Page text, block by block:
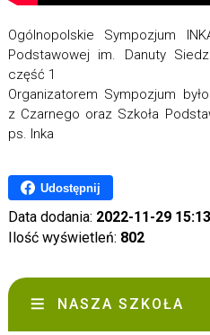
Ogólnopolskie Sympozjum
Podstawowej im. Danuty
część 1
Organizatorem Sympozjum
z Czarnego oraz Szkoła
ps. Inka
Udostępnij
Data dodania: 2022-11-29
Ilość wyświetleń: 802
NASZA SZKOŁA